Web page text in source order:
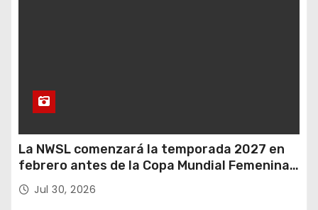
La NWSL comenzará la temporada 2027 en
febrero antes de la Copa Mundial Femenina
del próximo verano.
Jul 30, 2026